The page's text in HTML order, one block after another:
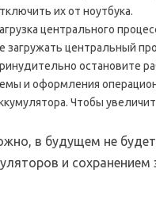
их от ноутбука.
центрального
загружать центральный
остановите
и оформления
Чтобы
в будущем не
и сохранением